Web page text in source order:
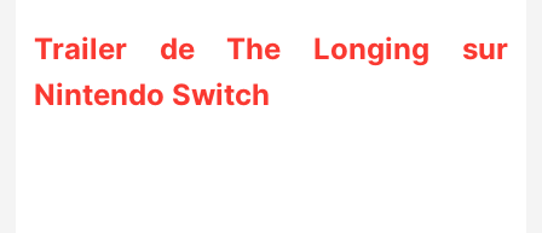
Trailer de The Longing sur
Nintendo Switch